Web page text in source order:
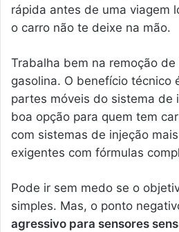
rápida antes de uma viagem
o carro não te deixe na mão.
Trabalha bem na remoção
gasolina. O benefício técnico
partes móveis do sistema de
boa opção para quem tem
com sistemas de injeção
exigentes com fórmulas
Pode ir sem medo se o
simples. Mas, o ponto
agressivo para sensores